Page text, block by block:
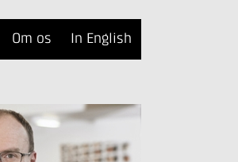
Om os In English